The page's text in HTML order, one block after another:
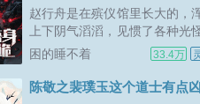
赵行舟是在殡仪馆里长大的，
上下阴气滔滔，见惯了各种光
离的事，因为他们赵家就是传
道，除了他这个镇馆以外，殡仪
困的睡不着 33.4万